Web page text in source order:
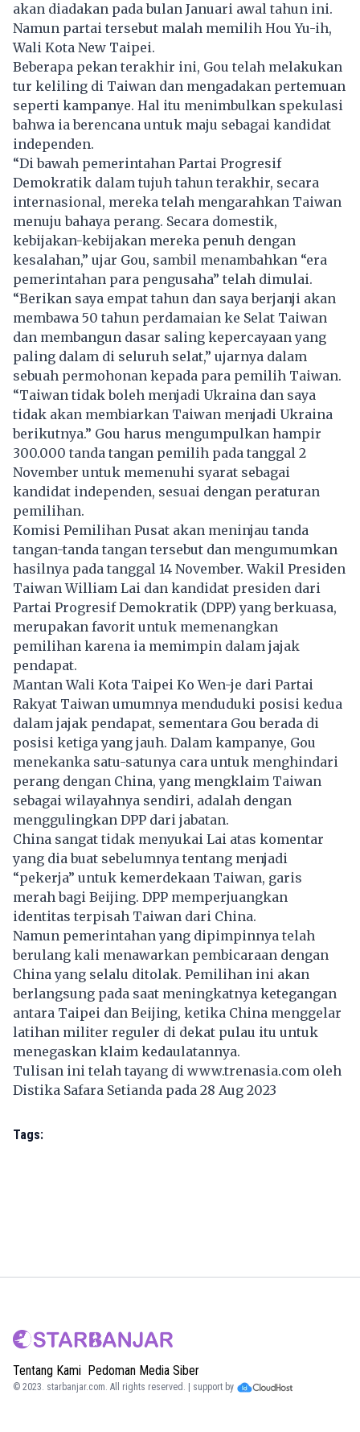
akan diadakan pada bulan Januari awal tahun ini.
Namun partai tersebut malah memilih Hou Yu-ih,
Wali Kota New Taipei.
Beberapa pekan terakhir ini, Gou telah melakukan
tur keliling di Taiwan dan mengadakan pertemuan
seperti kampanye. Hal itu menimbulkan spekulasi
bahwa ia berencana untuk maju sebagai kandidat
independen.
“Di bawah pemerintahan Partai Progresif
Demokratik dalam tujuh tahun terakhir, secara
internasional, mereka telah mengarahkan Taiwan
menuju bahaya perang. Secara domestik,
kebijakan-kebijakan mereka penuh dengan
kesalahan,” ujar Gou, sambil menambahkan “era
pemerintahan para pengusaha” telah dimulai.
“Berikan saya empat tahun dan saya berjanji akan
membawa 50 tahun perdamaian ke Selat Taiwan
dan membangun dasar saling kepercayaan yang
paling dalam di seluruh selat,” ujarnya dalam
sebuah permohonan kepada para pemilih Taiwan.
“Taiwan tidak boleh menjadi Ukraina dan saya
tidak akan membiarkan Taiwan menjadi Ukraina
berikutnya.” Gou harus mengumpulkan hampir
300.000 tanda tangan pemilih pada tanggal 2
November untuk memenuhi syarat sebagai
kandidat independen, sesuai dengan peraturan
pemilihan.
Komisi Pemilihan Pusat akan meninjau tanda
tangan-tanda tangan tersebut dan mengumumkan
hasilnya pada tanggal 14 November. Wakil Presiden
TaiwanWilliam Lai dan kandidat presiden dari
Partai Progresif Demokratik (DPP) yang berkuasa,
merupakan favorit untuk memenangkan
pemilihan karena ia memimpin dalam jajak
pendapat.
Mantan Wali Kota Taipei Ko Wen-je dari Partai
Rakyat Taiwan umumnya menduduki posisi kedua
dalam jajak pendapat, sementara Gou berada di
posisi ketiga yang jauh. Dalam kampanye, Gou
menekanka satu-satunya cara untuk menghindari
perang dengan China, yang mengklaim Taiwan
sebagai wilayahnya sendiri, adalah dengan
menggulingkan DPP dari jabatan.
China sangat tidak menyukai Lai atas komentar
yang dia buat sebelumnya tentang menjadi
“pekerja” untuk kemerdekaan Taiwan, garis
merah bagi Beijing. DPP memperjuangkan
identitas terpisah Taiwan dari China.
Namun pemerintahan yang dipimpinnya telah
berulang kali menawarkan pembicaraan dengan
China yang selalu ditolak. Pemilihan ini akan
berlangsung pada saat meningkatnya ketegangan
antara Taipei dan Beijing, ketika China menggelar
latihan militer reguler di dekat pulau itu untuk
menegaskan klaim kedaulatannya.
Tulisan ini telah tayang di www.trenasia.com oleh
Distika Safara Setianda pada 28 Aug 2023
Tags:
Tentang Kami Pedoman Media Siber
© 2023. starbanjar.com. All rights reserved. | support by